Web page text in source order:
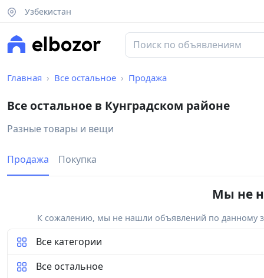
Узбекистан
Главная Все остальное Продажа
Все остальное в Кунградском районе
Разные товары и вещи
Продажа Покупка
Мы не
К сожалению, мы не нашли объявлений по данному
Все категории
Все остальное